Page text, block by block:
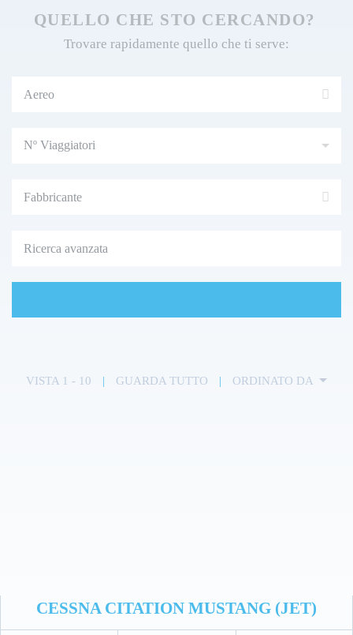
QUELLO CHE STO CERCANDO?
Trovare rapidamente quello che ti serve:
Nº Viaggiatori
VISTA 1 - 10 | GUARDA TUTTO | ORDINATO DA
CESSNA CITATION MUSTANG (JET)